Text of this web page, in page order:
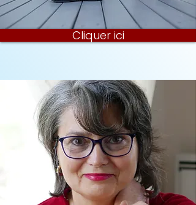
Cliquer ici